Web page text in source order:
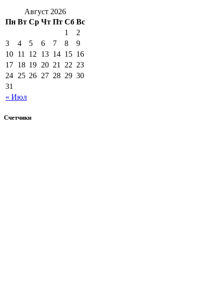
Август 2026
Пн Вт Ср Чт Пт Сб Вс
« Июл
1
2
3
4 5 6 7 8
9
10 11 12 13 14 15 16
17 18 19 20 21 22 23
24 25 26 27 28 29 30
31
Счетчики